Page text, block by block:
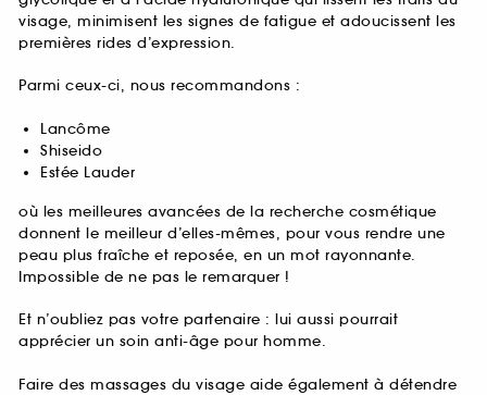
visage, minimisent les signes de fatigue et adoucissent les
premières rides d’expression.
Parmi ceux-ci, nous recommandons :
Lancôme
Shiseido
Estée Lauder
où les meilleures avancées de la recherche cosmétique
donnent le meilleur d’elles-mêmes, pour vous rendre une
peau plus fraîche et reposée, en un mot rayonnante.
Impossible de ne pas le remarquer !
Et n’oubliez pas votre partenaire : lui aussi pourrait
apprécier un soin anti-âge pour homme.
Faire des massages du visage aide également à détendre